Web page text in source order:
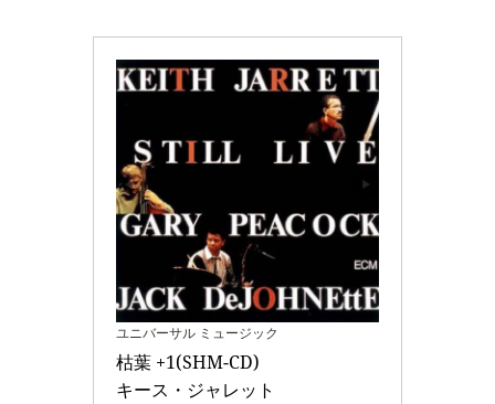
ユニバーサル ミュージック
枯葉 +1(SHM-CD)
キース・ジャレット